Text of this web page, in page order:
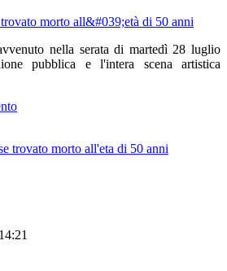
nella serata di martedì 28 luglio
pubblica e l'intera scena artistica
trovato morto all'eta di 50 anni